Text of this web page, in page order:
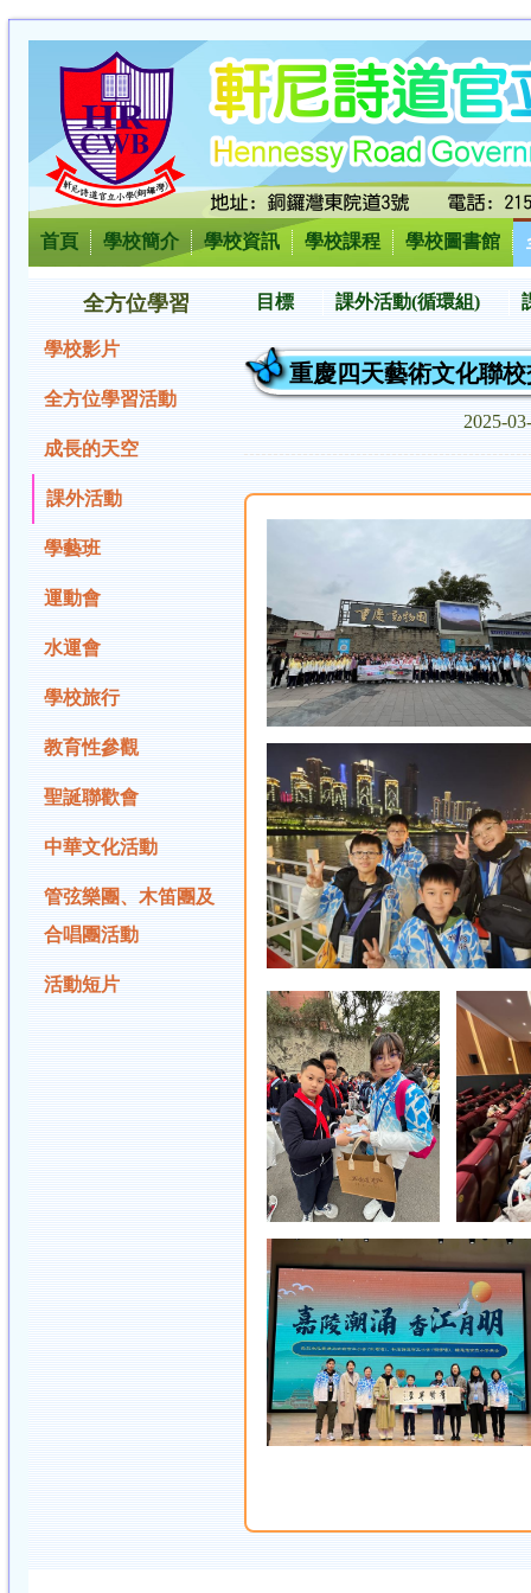
首頁 學校簡介 學校資訊 學校課程 學校圖書館
全方位學習
學校影片
全方位學習活動
成長的天空
課外活動
學藝班
運動會
水運會
學校旅行
教育性參觀
聖誕聯歡會
中華文化活動
管弦樂團、木笛團及
合唱團活動
活動短片
目標 課外活動(循環組)
重慶四天藝術文化聯
2025-